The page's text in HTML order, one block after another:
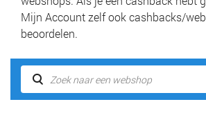
Mijn Account zelf ook cashbacks/
beoordelen.